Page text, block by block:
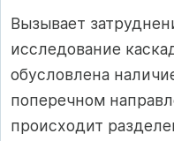
Вызывает
исследование
обусловлена
поперечном
происходит